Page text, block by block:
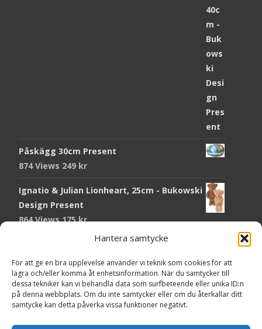
Hantera samtycke
För att ge en bra upplevelse använder vi teknik som cookies för att
lagra och/eller komma åt enhetsinformation. När du samtycker till
dessa tekniker kan vi behandla data som surfbeteende eller unika ID:n
på denna webbplats. Om du inte samtycker eller om du återkallar ditt
samtycke kan detta påverka vissa funktioner negativt.
Påskägg 30cm Present
874 Views 249 kr
Ignatio & Julian Lionheart, 25cm - Bukowski
Design Present
864 Views175kr
Chokladmynt Påskmotiv Present
820 Views25kr
Kort Påskhare, 8,5x11,5 cm Present
764 Views20kr
Tändsticksask I den enkla bor det vackra,
Powered by WordPress , Themei-craftby TemplatesNext.